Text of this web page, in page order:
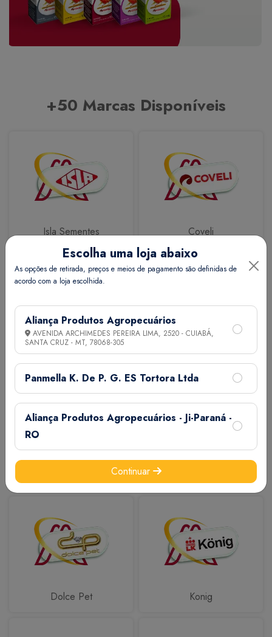
+50 Marcas Disponíveis
Isla Sementes Coveli
Calbos M7
Dolce Pet Konig
Escolha uma loja abaixo
As opções de retirada, preços e meios de pagamento são definidas de
acordo com a loja escolhida.
Aliança Produtos Agropecuários
AVENIDA ARCHIMEDES PEREIRA LIMA, 2520 - CUIABÁ,
SANTA CRUZ - MT, 78068-305
Panmella K. De P. G. ES Tortora Ltda
Aliança Produtos Agropecuários - Ji-Paraná -
RO
Continuar